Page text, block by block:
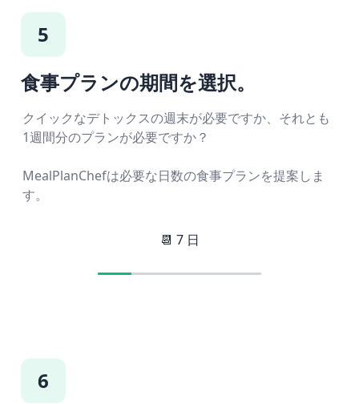
5
食事プランの期間を選択。
クイックなデトックスの週末が必要ですか、それとも
1週間分のプランが必要ですか？
MealPlanChefは必要な日数の食事プランを提案しま
す。
📆 7 日
6